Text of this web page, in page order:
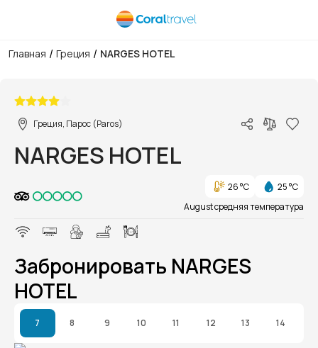
Главная / Греция / NARGES HOTEL
Греция, Парос (Paros)
NARGES HOTEL
26 °C
25 °C
August средняя температура
Забронировать NARGES
HOTEL
7 8 9 10 11 12 13 14